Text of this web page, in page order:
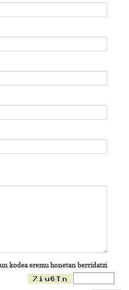
kodea eremu honetan berridatzi